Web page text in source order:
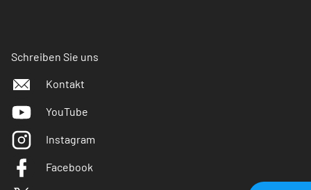
Schreiben Sie uns
Kontakt
YouTube
Instagram
Facebook